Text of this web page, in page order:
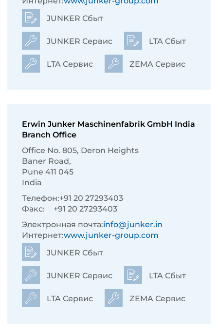
JUNKER Сбыт
JUNKER Сервис LTA Сбыт
LTA Сервис ZEMA Сервис
Erwin Junker Maschinenfabrik GmbH India
Branch Office
Ofﬁce No. 805, Deron Heights
Baner Road,
Pune 411 045
India
Телефон:+91 20 27293403
Факс:
+91 20 27293403
Электронная почта:info@junker.in
Интернет:www.junker-group.com
JUNKER Сбыт
JUNKER Сервис LTA Сбыт
LTA Сервис ZEMA Сервис